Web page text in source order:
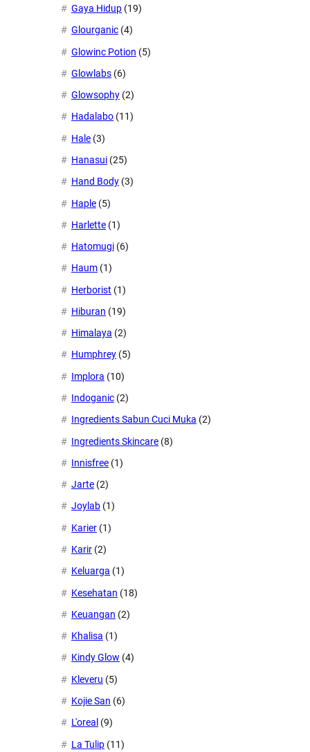
Gaya Hidup (19)
Glourganic (4)
Glowinc Potion (5)
Glowlabs (6)
Glowsophy (2)
Hadalabo (11)
Hale (3)
Hanasui (25)
Hand Body (3)
Haple (5)
Harlette (1)
Hatomugi (6)
Haum (1)
Herborist (1)
Hiburan (19)
Himalaya (2)
Humphrey (5)
Implora (10)
Indoganic (2)
Ingredients Sabun Cuci Muka (2)
Ingredients Skincare (8)
Innisfree (1)
Jarte (2)
Joylab (1)
Karier (1)
Karir (2)
Keluarga (1)
Kesehatan (18)
Keuangan (2)
Khalisa (1)
Kindy Glow (4)
Kleveru (5)
Kojie San (6)
L'oreal (9)
La Tulip (11)